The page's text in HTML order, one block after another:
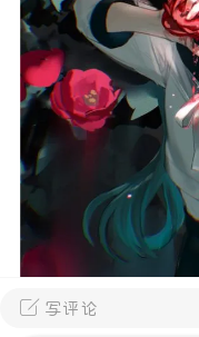
177
P
P站美图推荐——透视装特辑（二）
写评论